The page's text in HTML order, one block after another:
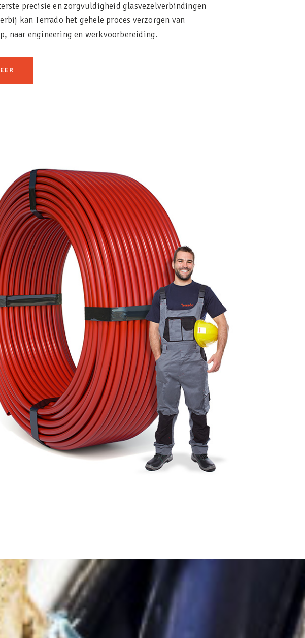
precisie en zorgvuldigheid glasvezelverbindingen
kan Terrado het gehele proces verzorgen van
naar engineering en werkvoorbereiding.